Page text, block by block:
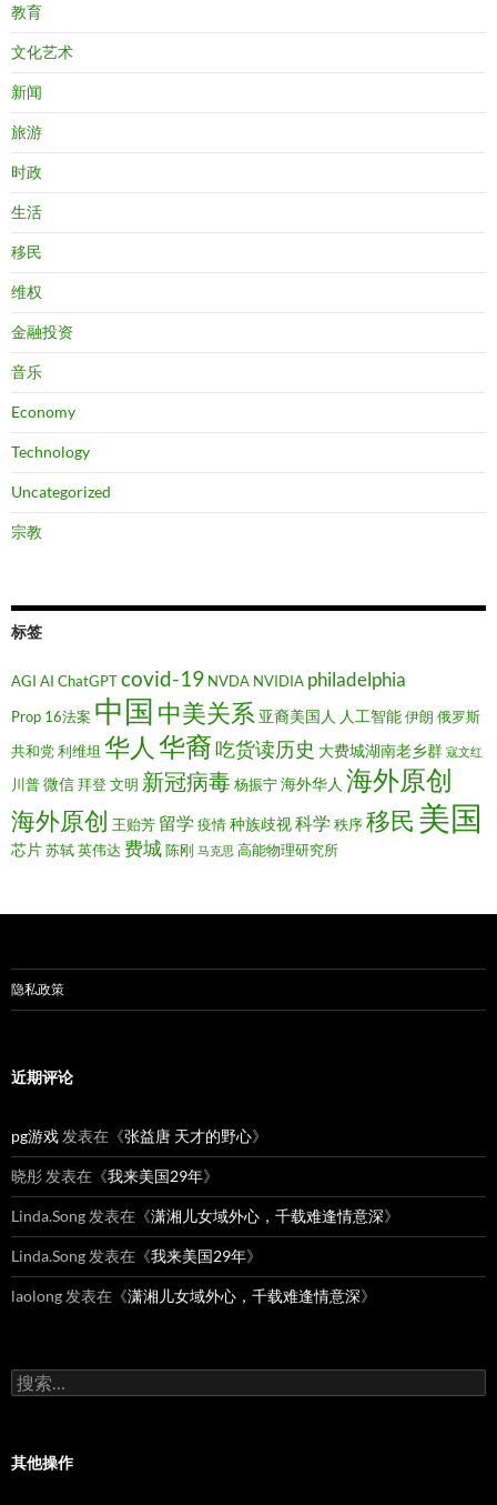
教育
文化艺术
新闻
旅游
时政
生活
移民
维权
金融投资
音乐
Economy
Technology
Uncategorized
宗教
标签
AGI AI ChatGPTcovid-19 NVDA NVIDIA philadelphia
Prop 16法案 中国 中美关系 亚裔美国人 人工智能伊朗 俄罗斯
共和党利维坦 华人 华裔吃货读历史 大费城湖南老乡群 寇文红
川普微信 拜登文明 新冠病毒杨振宁海外华人 海外原创
海外原创 王贻芳 留学 疫情种族歧视科学 秩序移民 美国
芯片苏轼英伟达 费城陈刚 马克思 高能物理研究所
隐私政策
近期评论
pg游戏 发表在《张益唐 天才的野心》
晓彤 发表在《我来美国29年》
Linda.Song 发表在《潇湘儿女域外心，千载难逢情意深》
Linda.Song 发表在《我来美国29年》
laolong 发表在《潇湘儿女域外心，千载难逢情意深》
搜
索：
其他操作